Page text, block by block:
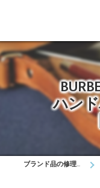
ハン
ブランド品の修理はレボラボ